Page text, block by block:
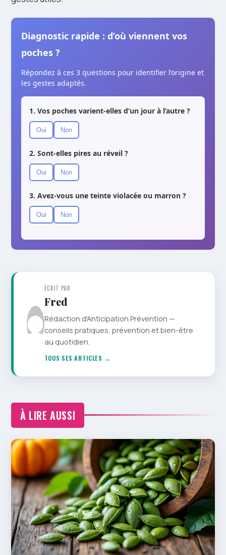
Diagnostic rapide : d’où viennent vos
poches ?
Répondez à ces 3 questions pour identifier l’origine et
les gestes adaptés.
1. Vos poches varient-elles d’un jour à l’autre ?
Oui Non
2. Sont-elles pires au réveil ?
Oui Non
3. Avez-vous une teinte violacée ou marron ?
Oui Non
ÉCRIT PAR
Fred
Rédaction d'Anticipation Prévention —
conseils pratiques, prévention et bien-être
au quotidien.
TOUS SES ARTICLES →
À LIRE AUSSI